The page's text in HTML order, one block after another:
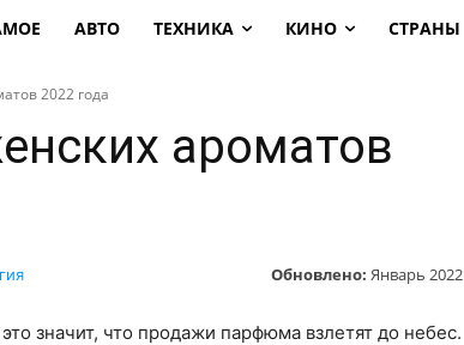
АВТО ТЕХНИКА КИНО СТРАНЫ
2022 года
ароматов
Обновлено: Январь 2022
значит, что продажи парфюма взлетят до небес.